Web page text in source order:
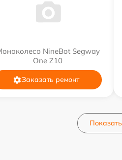
NineBot Segway
One Z10
Заказать ремонт